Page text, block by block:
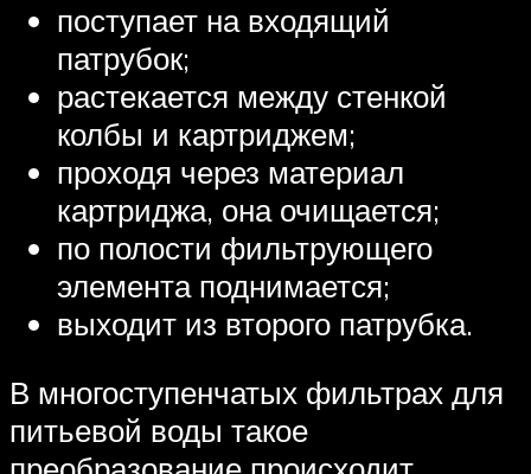
поступает на входящий
патрубок;
растекается между стенкой
колбы и картриджем;
проходя через материал
картриджа, она очищается;
по полости фильтрующего
элемента поднимается;
выходит из второго патрубка.
В многоступенчатых фильтрах для
питьевой воды такое